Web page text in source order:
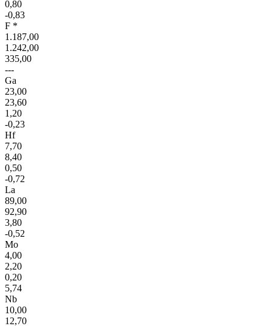
0,80
-0,83
F *
1.187,00
1.242,00
335,00
---
Ga
23,00
23,60
1,20
-0,23
Hf
7,70
8,40
0,50
-0,72
La
89,00
92,90
3,80
-0,52
Mo
4,00
2,20
0,20
5,74
Nb
10,00
12,70